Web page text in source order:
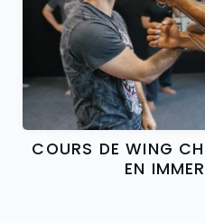
COURS DE WING
EN